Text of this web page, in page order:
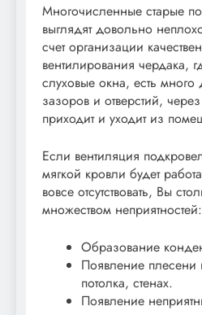
Многочисленные старые
выглядят довольно
счет организации
вентилирования чердака,
слуховые окна, есть
зазоров и отверстий,
приходит и уходит из
Если вентиляция
мягкой кровли будет
вовсе отсутствовать, Вы
множеством неприятностей:
Образование
Появление плесени
потолка, стенах.
Появление